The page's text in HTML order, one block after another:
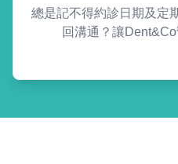
總是記不得約診日期及定
回溝通？讓